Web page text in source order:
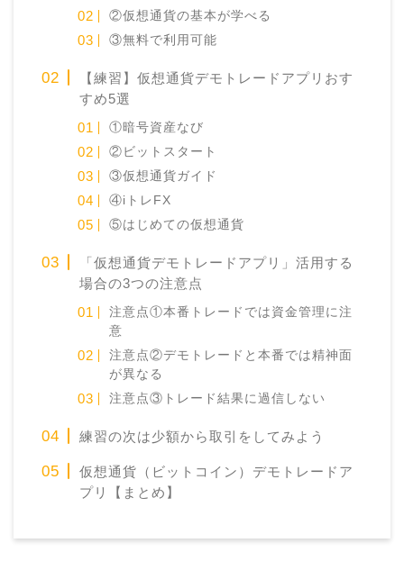
②仮想通貨の基本が学べる
③無料で利用可能
【練習】仮想通貨デモトレードアプリおす
すめ5選
①暗号資産なび
②ビットスタート
③仮想通貨ガイド
④iトレFX
⑤はじめての仮想通貨
「仮想通貨デモトレードアプリ」活用する
場合の3つの注意点
注意点①本番トレードでは資金管理に注
意
注意点②デモトレードと本番では精神面
が異なる
注意点③トレード結果に過信しない
練習の次は少額から取引をしてみよう
仮想通貨（ビットコイン）デモトレードア
プリ【まとめ】